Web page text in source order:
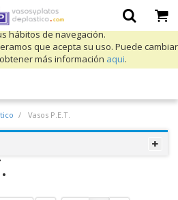
terceros para mejorar nuestros servicios
con sus preferencias mediante el
hábitos de navegación.
que acepta su uso. Puede cambiar
más información aqui.
Vasos P.E.T.